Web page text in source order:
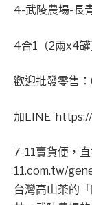
4-武陵農場-長
4合1（2兩x4罐
歡迎批發零售
加LINE
7-11賣貨便，
11.com.tw/
台灣高山茶的